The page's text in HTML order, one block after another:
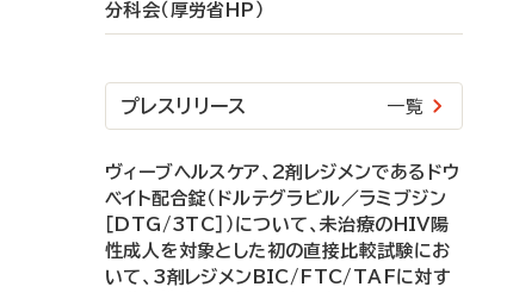
分科会（厚労省HP）
プレスリリース 一覧
ヴィーブヘルスケア、2剤レジメンであるドウ
ベイト配合錠（ドルテグラビル／ラミブジン
［DTG/3TC］）について、未治療のHIV陽
性成人を対象とした初の直接比較試験にお
いて、3剤レジメンBIC/FTC/TAFに対す